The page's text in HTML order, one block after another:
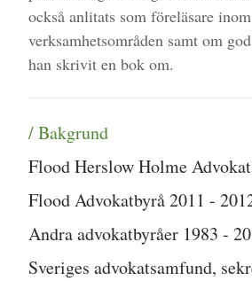
också anlitats som föreläsare
verksamhetsområden samt om
han skrivit en bok om.
/ Bakgrund
Flood Herslow Holme
Flood Advokatbyrå 2011 -
Andra advokatbyråer 1983 -
Sveriges advokatsamfund,